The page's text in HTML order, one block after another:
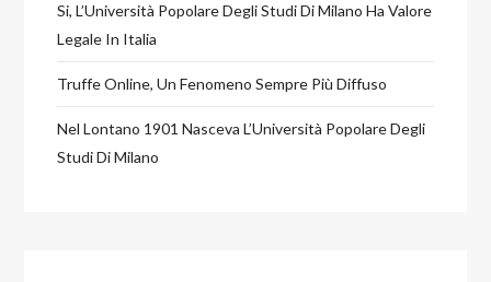
Si, L’Università Popolare Degli Studi Di Milano Ha Valore
Legale In Italia
Truffe Online, Un Fenomeno Sempre Più Diffuso
Nel Lontano 1901 Nasceva L’Università Popolare Degli
Studi Di Milano